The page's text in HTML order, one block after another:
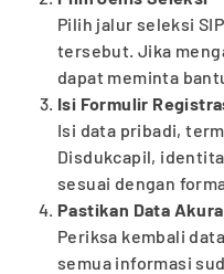
Pilih jalur seleksi
tersebut. Jika
dapat meminta
Isi Formulir
Isi data pribadi,
Disdukcapil,
sesuai dengan
Pastikan Data
Periksa kembali
semua informasi